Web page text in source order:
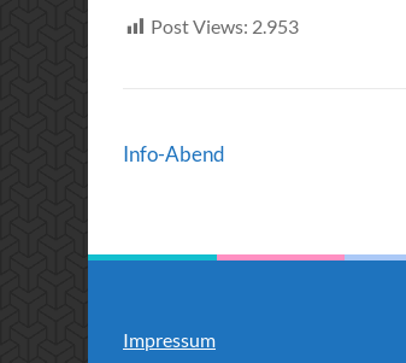
Post Views: 2.953
Post
Info-Abend
Impressum